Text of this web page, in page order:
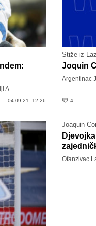
A.
04.09.21. 12:26
Stiže iz
Joquin
Argentinac
4
Joaquin
Ofanzivac